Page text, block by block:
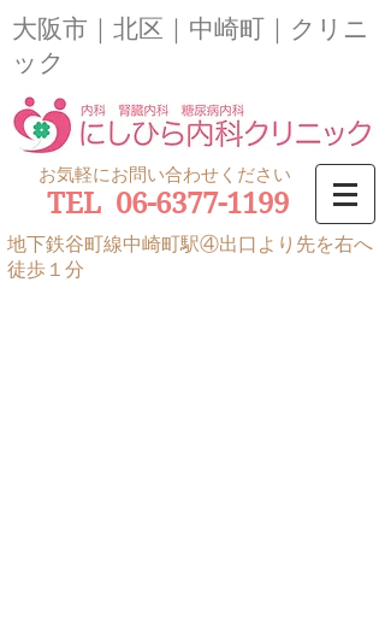
大阪市｜北区｜中崎町｜クリニ
ック
TEL 06-6377-1199
お気軽にお問い合わせください
地下鉄谷町線中崎町駅④出口より先を右へ
徒歩１分